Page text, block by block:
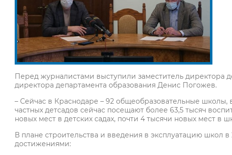
Перед журналистами выступили заместитель директора
директора департамента образования Денис Погожев.
– Сейчас в Краснодаре – 92 общеобразовательные школы,
частных детсадов сейчас посещают более 63,5 тысяч
новых мест в детских садах, почти 4 тысячи новых мест в
В плане строительства и введения в эксплуатацию школ
достижениями: